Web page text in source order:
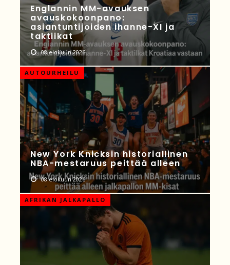
Englannin MM-avauksen
avauskokoonpano:
asiantuntijoiden ihanne-XI ja
taktiikat
08 elokuun 2026
AUTOURHEILU
New York Knicksin historiallinen
NBA-mestaruus peittää alleen
08 elokuun 2026
AFRIKAN JALKAPALLO